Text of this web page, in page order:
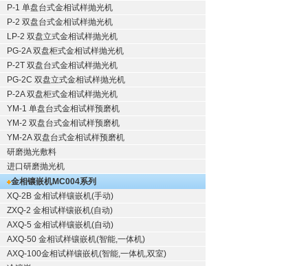
P-1 单盘台式金相试样抛光机
P-2 双盘台式金相试样抛光机
LP-2 双盘立式金相试样抛光机
PG-2A 双盘柜式金相试样抛光机
P-2T 双盘台式金相试样抛光机
PG-2C 双盘立式金相试样抛光机
P-2A 双盘柜式金相试样抛光机
YM-1 单盘台式金相试样预磨机
YM-2 双盘台式金相试样预磨机
YM-2A 双盘台式金相试样预磨机
研磨抛光敷料
进口研磨抛光机
金相镶嵌机MC004系列
XQ-2B 金相试样镶嵌机(手动)
ZXQ-2 金相试样镶嵌机(自动)
AXQ-5 金相试样镶嵌机(自动)
AXQ-50 金相试样镶嵌机(智能,一体机)
AXQ-100金相试样镶嵌机(智能,一体机,双室)